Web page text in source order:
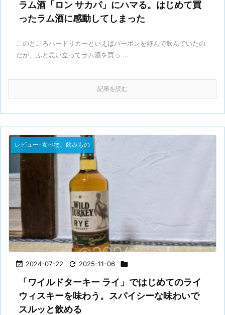
ラム酒「ロン サカパ」にハマる。はじめて買
ったラム酒に感動してしまった
このところハードリカーといえばバーボンを好んで飲んでいたの
だが、ふと思い立ってラム酒を買っ ...
記事を読む
 2024-07-22  2025-11-06 
レビュー-食べ物、飲みもの
「ワイルドターキー ライ」ではじめてのライ
ウィスキーを味わう。スパイシーな味わいで
スルッと飲める